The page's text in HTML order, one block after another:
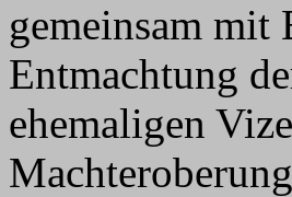
gemeinsam
Entmachtung
ehemaligen